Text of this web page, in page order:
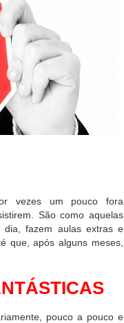
vezes um pouco fora
São como aquelas
fazem aulas extras e
que, após alguns meses,
pouco a pouco e